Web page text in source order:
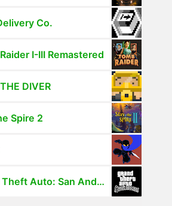
Co.
I-III Remastered
DIVER
Spire 2
Grand Theft Auto: San Andreas